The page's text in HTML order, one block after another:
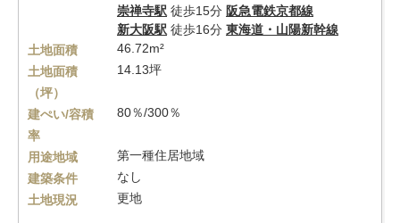
崇禅寺駅 徒歩15分 阪急電鉄京都線
新大阪駅 徒歩16分 東海道・山陽新幹線
土地面積
46.72m²
土地面積
（坪）
14.13坪
建ぺい/容積
率
80％/300％
用途地域
第一種住居地域
建築条件
なし
土地現況
更地